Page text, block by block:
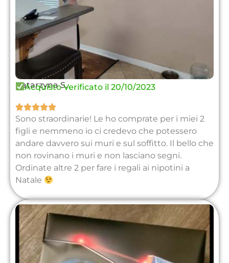
Katarzyna S.
Acquisto Verificato il 20/10/2023

Sono straordinarie! Le ho comprate per i miei 2
figli e nemmeno io ci credevo che potessero
andare davvero sui muri e sul soffitto. Il bello che
non rovinano i muri e non lasciano segni.
Ordinate altre 2 per fare i regali ai nipotini a
Natale